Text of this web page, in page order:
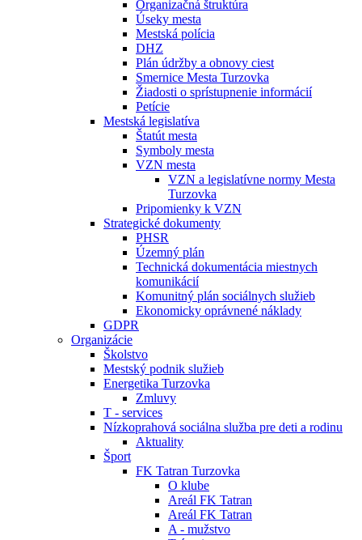
Organizačná štruktúra
Úseky mesta
Mestská polícia
DHZ
Plán údržby a obnovy ciest
Smernice Mesta Turzovka
Žiadosti o sprístupnenie informácií
Petície
Mestská legislatíva
Štatút mesta
Symboly mesta
VZN mesta
VZN a legislatívne normy Mesta
Turzovka
Pripomienky k VZN
Strategické dokumenty
PHSR
Územný plán
Technická dokumentácia miestnych
komunikácií
Komunitný plán sociálnych služieb
Ekonomicky oprávnené náklady
GDPR
Organizácie
Školstvo
Mestský podnik služieb
Energetika Turzovka
Zmluvy
T - services
Nízkoprahová sociálna služba pre deti a rodinu
Aktuality
Šport
FK Tatran Turzovka
O klube
Areál FK Tatran
Areál FK Tatran
A - mužstvo